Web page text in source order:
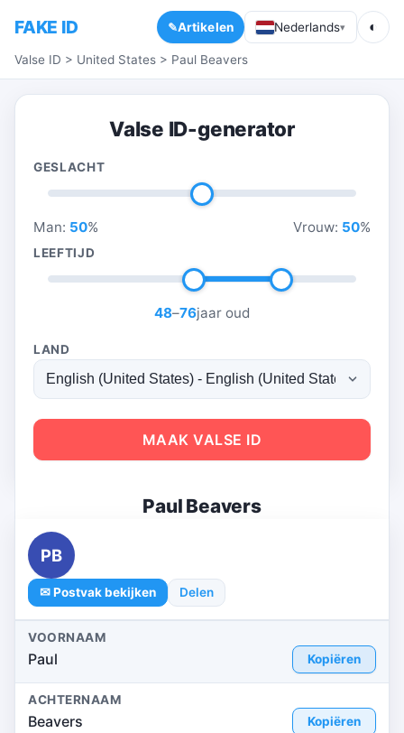
FAKE ID Artikelen Nederlands▾ ◐
Valse ID > United States > Paul Beavers
Valse ID-generator
GESLACHT
Man: 50% Vrouw: 50%
LEEFTIJD
48–76jaar oud
LAND
MAAK VALSE ID
Paul Beavers
PB
✉ Postvak bekijken Delen
VOORNAAM
Paul Kopiëren
ACHTERNAAM
Beavers Kopiëren